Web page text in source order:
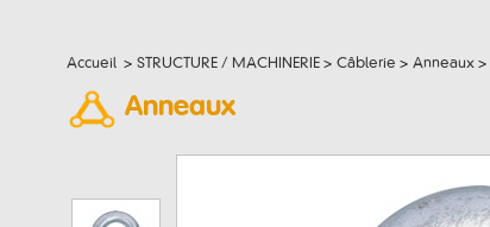
Accueil > STRUCTURE / MACHINERIE > Câblerie > Anneaux >
Anneaux